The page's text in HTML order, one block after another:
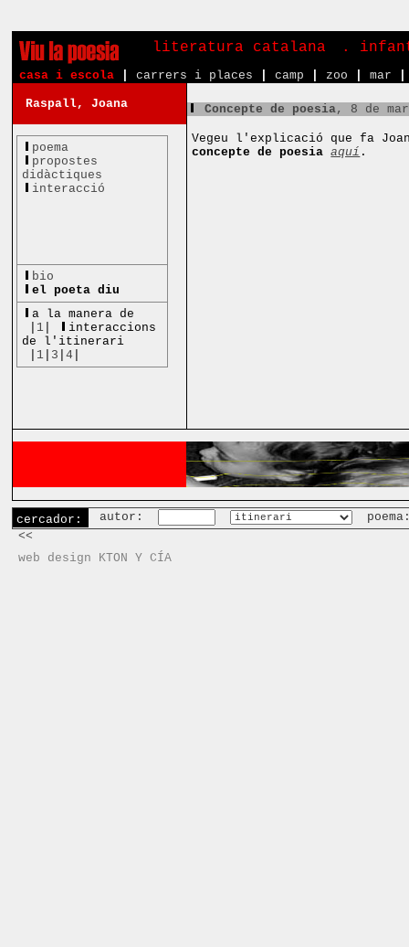
literatura catalana .
casa i escola carrers i places camp zoo mar
Raspall, Joana
poema
propostes
didàctiques
interacció
bio
el poeta diu
a la manera de
1
interaccions
de l'itinerari
1 3 |4
Concepte de poesia, 8 de
Vegeu l'explicació que fa
concepte de poesia aquí .
cercador: autor:
<<
web design KTON Y CÍA